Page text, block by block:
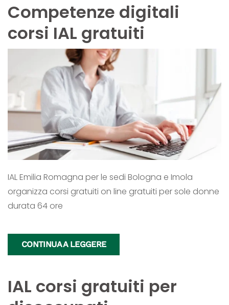
Competenze digitali
corsi IAL gratuiti
IAL Emilia Romagna per le sedi Bologna e Imola
organizza corsi gratuiti on line gratuiti per sole donne
durata 64 ore
CONTINUA A LEGGERE
IAL corsi gratuiti per